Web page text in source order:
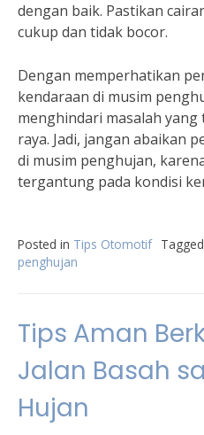
dengan baik. Pastikan
cukup dan tidak bocor.
Dengan memperhatikan
kendaraan di musim
menghindari masalah
raya. Jadi, jangan abaikan
di musim penghujan,
tergantung pada kondisi
Posted in Tips Otomotif Tagged
penghujan
Tips Aman
Jalan Basah
Hujan